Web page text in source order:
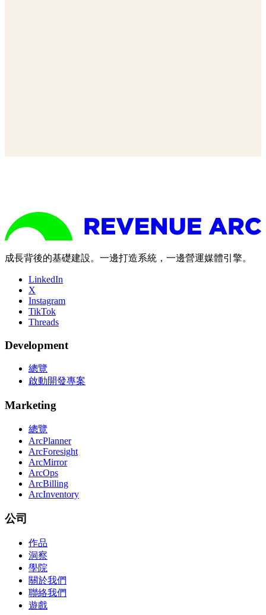
成長背後的基礎建設。一邊打造系統，一邊營運媒體引擎。
LinkedIn
X
Instagram
TikTok
Threads
Development
總覽
啟動開發專案
Marketing
總覽
ArcPlanner
ArcForesight
ArcMirror
ArcOps
ArcBilling
ArcInventory
公司
作品
洞察
學院
關於我們
聯絡我們
遊戲